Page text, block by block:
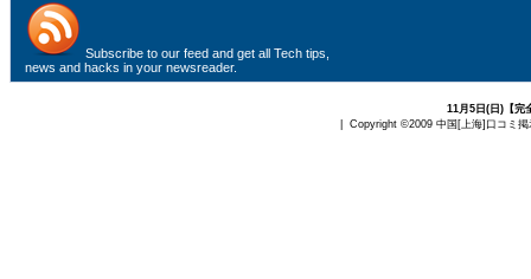
Subscribe to our feed and get all Tech tips,
news and hacks in your newsreader.
11月5日(日)【完
| Copyright ©2009 中国[上海]口コミ掲